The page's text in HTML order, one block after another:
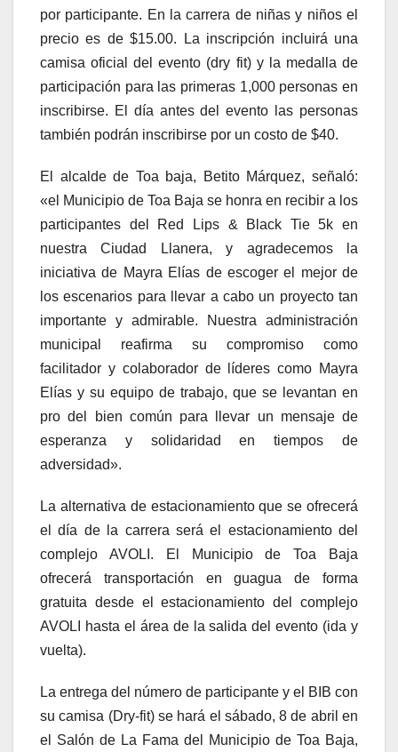
por participante. En la carrera de niñas y niños el
precio es de $15.00. La inscripción incluirá una
camisa oficial del evento (dry fit) y la medalla de
participación para las primeras 1,000 personas en
inscribirse. El día antes del evento las personas
también podrán inscribirse por un costo de $40.
El alcalde de Toa baja, Betito Márquez, señaló:
«el Municipio de Toa Baja se honra en recibir a los
participantes del Red Lips & Black Tie 5k en
nuestra Ciudad Llanera, y agradecemos la
iniciativa de Mayra Elías de escoger el mejor de
los escenarios para llevar a cabo un proyecto tan
importante y admirable. Nuestra administración
municipal reafirma su compromiso como
facilitador y colaborador de líderes como Mayra
Elías y su equipo de trabajo, que se levantan en
pro del bien común para llevar un mensaje de
esperanza y solidaridad en tiempos de
adversidad».
La alternativa de estacionamiento que se ofrecerá
el día de la carrera será el estacionamiento del
complejo AVOLI. El Municipio de Toa Baja
ofrecerá transportación en guagua de forma
gratuita desde el estacionamiento del complejo
AVOLI hasta el área de la salida del evento (ida y
vuelta).
La entrega del número de participante y el BIB con
su camisa (Dry-fit) se hará el sábado, 8 de abril en
el Salón de La Fama del Municipio de Toa Baja,